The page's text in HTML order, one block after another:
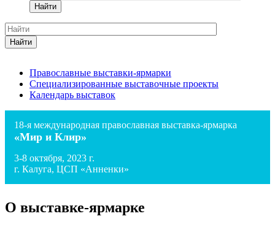
Найти
Найти
Православные выставки-ярмарки
Специализированные выставочные проекты
Календарь выставок
18-я международная православная выставка-ярмарка
«Мир и Клир»
3-8 октября, 2023 г.
г. Калуга, ЦСП «Анненки»
О выставке-ярмарке